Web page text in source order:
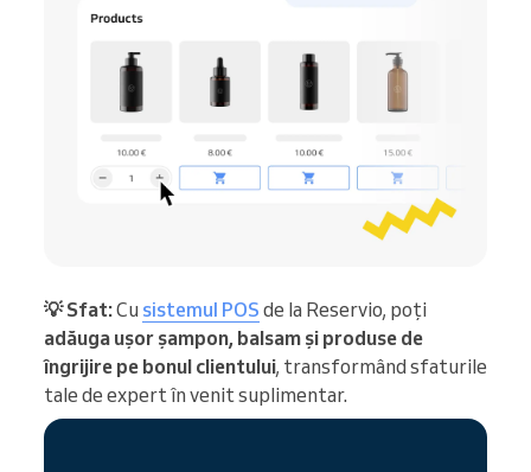
💡 Sfat:Cu sistemul POS de la Reservio, poți
adăuga ușor șampon, balsam și produse de
îngrijire pe bonul clientului, transformând sfaturile
tale de expert în venit suplimentar.